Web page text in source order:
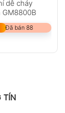
dễ cháy
Đã bán 88
TÍN